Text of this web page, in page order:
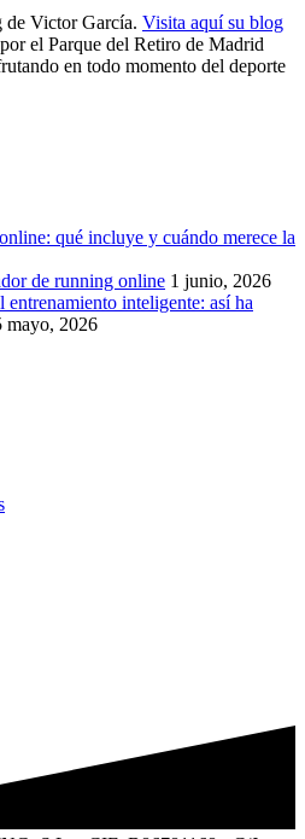
de Victor García. Visita aquí su blog
el Parque del Retiro de Madrid
en todo momento del deporte
qué incluye y cuándo merece la
de running online 1 junio, 2026
entrenamiento inteligente: así ha
mayo, 2026